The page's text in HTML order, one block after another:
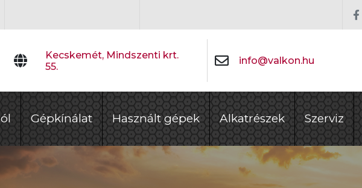
Kecskemét, Mindszenti krt.
55.
info@valkon.hu
Gépkínálat Használt gépek Alkatrészek Szerviz